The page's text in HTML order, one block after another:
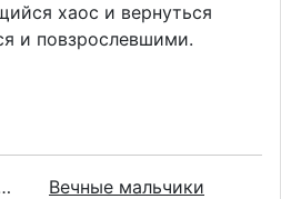
хаос и вернуться
и повзрослевшими.
Дигимонов Вечные мальчики